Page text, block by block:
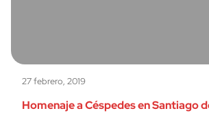
27 febrero, 2019
Homenaje a Céspedes en Santiago